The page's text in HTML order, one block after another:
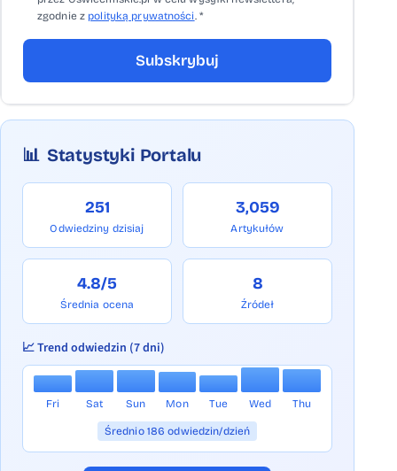
zgodnie z polityką prywatności. *
Subskrybuj
📊 Statystyki Portalu
251
Odwiedziny dzisiaj
3,059
Artykułów
4.8/5
Średnia ocena
8
Źródeł
📈 Trend odwiedzin (7 dni)
Fri Sat Sun Mon Tue Wed Thu
Średnio 186 odwiedzin/dzień